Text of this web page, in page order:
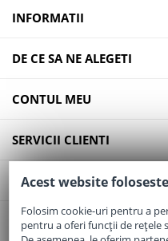
INFORMATII
DE CE SA NE ALEGETI
CONTUL MEU
SERVICII CLIENTI
CONTACT
Email:office@elaptepraf.ro
Acest website
Folosim cookie-uri pentru a
pentru a oferi funcții de rețele